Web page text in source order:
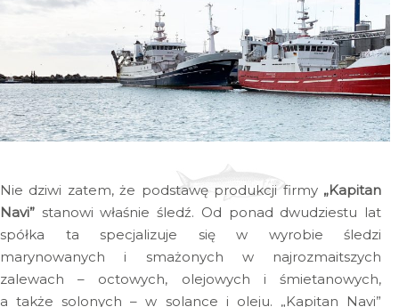
Nie dziwi zatem, że podstawę produkcji firmy „Kapitan
Navi” stanowi właśnie śledź. Od ponad dwudziestu lat
spółka ta specjalizuje się w wyrobie śledzi
marynowanych i smażonych w najrozmaitszych
zalewach – octowych, olejowych i śmietanowych,
a także solonych – w solance i oleju. „Kapitan Navi”